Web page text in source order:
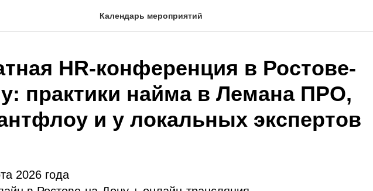
Календарь мероприятий
HR-конференция в Ростове-
практики найма в Лемана ПРО,
и у локальных экспертов
2026 года